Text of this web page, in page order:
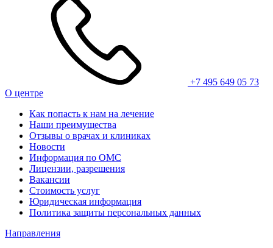
+7 495 649 05 73
О центре
Как попасть к нам на лечение
Наши преимущества
Отзывы о врачах и клиниках
Новости
Информация по ОМС
Лицензии, разрешения
Вакансии
Стоимость услуг
Юридическая информация
Политика защиты персональных данных
Направления